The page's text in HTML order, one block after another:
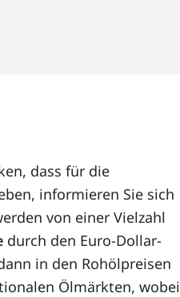
dass für die
informieren Sie sich
von einer Vielzahl
durch den Euro-Dollar-
in den Rohölpreisen
Ölmärkten, wobei